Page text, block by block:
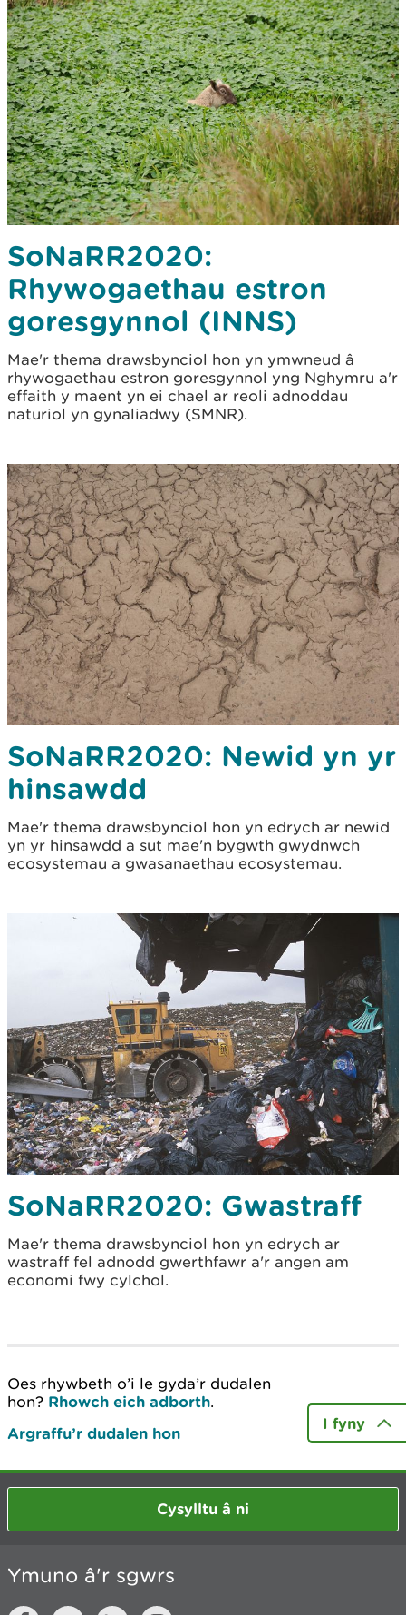
SoNaRR2020:
Rhywogaethau estron
goresgynnol (INNS)
Mae'r thema drawsbynciol hon yn ymwneud â
rhywogaethau estron goresgynnol yng Nghymru a'r
effaith y maent yn ei chael ar reoli adnoddau
naturiol yn gynaliadwy (SMNR).
SoNaRR2020: Newid yn yr
hinsawdd
Mae'r thema drawsbynciol hon yn edrych ar newid
yn yr hinsawdd a sut mae'n bygwth gwydnwch
ecosystemau a gwasanaethau ecosystemau.
SoNaRR2020: Gwastraff
Mae'r thema drawsbynciol hon yn edrych ar
wastraff fel adnodd gwerthfawr a'r angen am
economi fwy cylchol.
Oes rhywbeth o’i le gyda’r dudalen
hon? Rhowch eich adborth.
Argraffu’r dudalen hon
I fyny
Cysylltu â ni
Ymuno â'r sgwrs